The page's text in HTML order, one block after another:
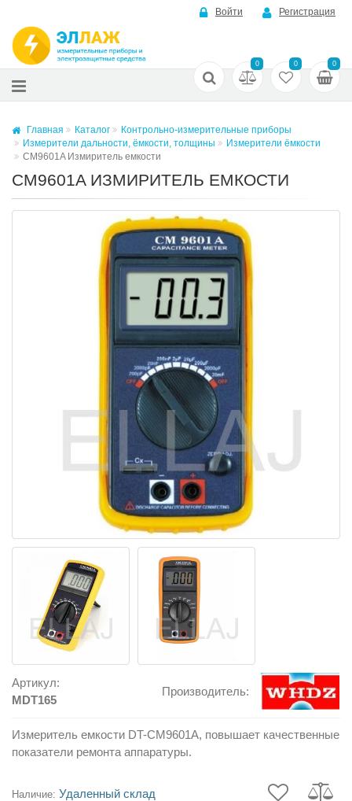
Войти Регистрация
0 0 0
Главная Каталог
Контрольно-измерительные приборы
Измерители дальности, ёмкости, толщины
Измерители ёмкости
CM9601A Измиритель емкости
CM9601A ИЗМИРИТЕЛЬ ЕМКОСТИ
Артикул:
MDT165
Производитель:
Измеритель емкости DT-CM9601A, повышает качественные
показатели ремонта аппаратуры.
Наличие: Удаленный склад